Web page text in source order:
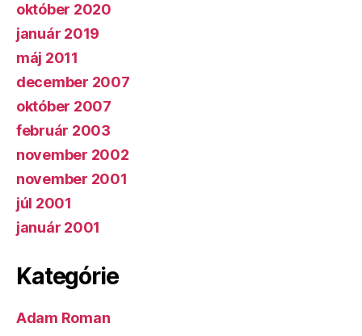
október 2020
január 2019
máj 2011
december 2007
október 2007
február 2003
november 2002
november 2001
júl 2001
január 2001
Kategórie
Adam Roman